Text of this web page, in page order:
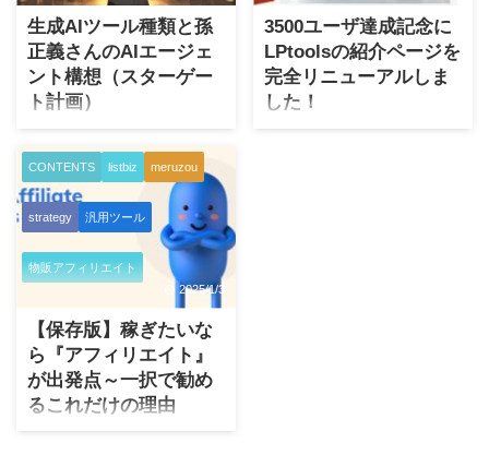
ことについて、いろいろなご
意見があると思いますが結
局、個人事業主ならばブラン
ディング戦略の要だと理解し
ています。 別になくたってい
のあるYouTuberでも、自分の
サイトを用意していても公開
していない、ある ...
行に移しました。 それが以下
のページになります。 これを
記念して新規特典を大幅に追
加しております。 Wordpress
で運営している私がこの稀有
生成AIツール種類と孫
正義さんのAIエージェ
ント構想（スターゲー
ト計画）
この記事では２つの話をして
います。生成AIとAIエージェ
ントの話です。 ただ、すでに
生成AIもいろいろ溢れてて、
何がなんやらよくわからん、
AIエージェントも聞いたこと
があってもさらによくわから
ん！ そういった方々のために
例に解説しています。ご存じ
の通り、日進月歩というより
秒針分歩で進化中のAIですの
でご覧になるタイミングでは
「ああ、そういうものがあっ
3500ユーザ達成記念に
LPtoolsの紹介ページを
完全リニューアルしま
した！
日々愛用しているLP作成ツー
CONTENTS listbiz meruzou
strategy 汎用ツール
物販アフィリエイト
2025/1/3
【保存版】稼ぎたいな
ら『アフィリエイト』
が出発点～一択で勧め
るこれだけの理由
好きなことだけして稼げる